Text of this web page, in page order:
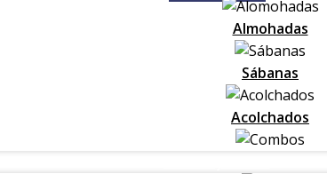
Almohadas
Sábanas
Acolchados